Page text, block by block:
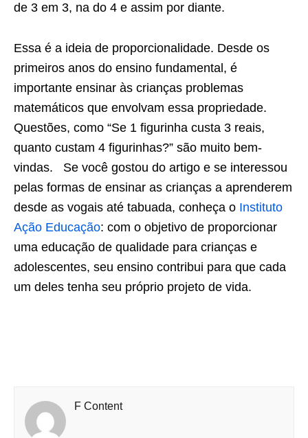
de 3 em 3, na do 4 e assim por diante.
Essa é a ideia de proporcionalidade. Desde os
primeiros anos do ensino fundamental, é
importante ensinar às crianças problemas
matemáticos que envolvam essa propriedade.
Questões, como “Se 1 figurinha custa 3 reais,
quanto custam 4 figurinhas?” são muito bem-
vindas. Se você gostou do artigo e se interessou
pelas formas de ensinar as crianças a aprenderem
desde as vogais até tabuada, conheça o Instituto
Ação Educação: com o objetivo de proporcionar
uma educação de qualidade para crianças e
adolescentes, seu ensino contribui para que cada
um deles tenha seu próprio projeto de vida.
F Content